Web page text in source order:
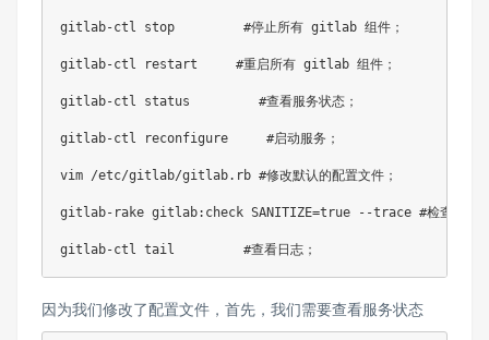
gitlab-ctl stop         #停止所有 gitlab 组件；
gitlab-ctl restart     #重启所有 gitlab 组件；
gitlab-ctl status         #查看服务状态；
gitlab-ctl reconfigure     #启动服务；
vim /etc/gitlab/gitlab.rb #修改默认的配置文件；
gitlab-rake gitlab:check SANITIZE=true --trace #检查
因为我们修改了配置文件，首先，我们需要查看服务状态